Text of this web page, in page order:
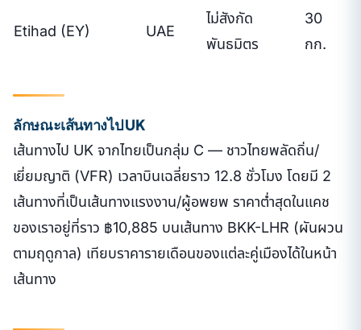
Etihad (EY) UAE
ไม่สังกัด
พันธมิตร
30
กก.
ลักษณะเส้นทางไป UK
เส้นทางไป UK จากไทยเป็นกลุ่ม C — ชาวไทยพลัดถิ่น/
เยี่ยมญาติ (VFR) เวลาบินเฉลี่ยราว 12.8 ชั่วโมง โดยมี 2
เส้นทางที่เป็นเส้นทางแรงงาน/ผู้อพยพ ราคาต่ำสุดในแคช
ของเราอยู่ที่ราว ฿10,885 บนเส้นทาง BKK-LHR (ผันผวน
ตามฤดูกาล) เทียบราคารายเดือนของแต่ละคู่เมืองได้ในหน้า
เส้นทาง